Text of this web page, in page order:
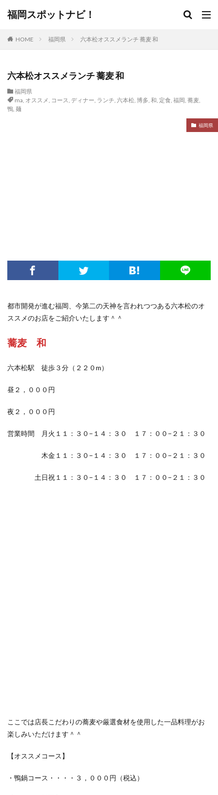
福岡スポットナビ！
HOME 福岡県 六本松オススメランチ 蕎麦 和
六本松オススメランチ 蕎麦 和
福岡県
ma, オススメ, コース, ディナー, ランチ, 六本松, 博多, 和, 定食, 福岡, 蕎麦,
鴨, 麺
福岡県
都市開発が進む福岡、今第二の天神を言われつつある六本松のオ
ススメのお店をご紹介いたします＾＾
蕎麦 和
六本松駅 徒歩３分（２２０m）
昼２，０００円
夜２，０００円
営業時間 月火１１：３０−１４：３０ １７：００−２１：３０
木金１１：３０−１４：３０ １７：００−２１：３０
土日祝１１：３０−１４：３０ １７：００−２１：３０
ここでは店長こだわりの蕎麦や厳選食材を使用した一品料理がお
楽しみいただけます＾＾
【オススメコース】
・鴨鍋コース・・・・３，０００円（税込）